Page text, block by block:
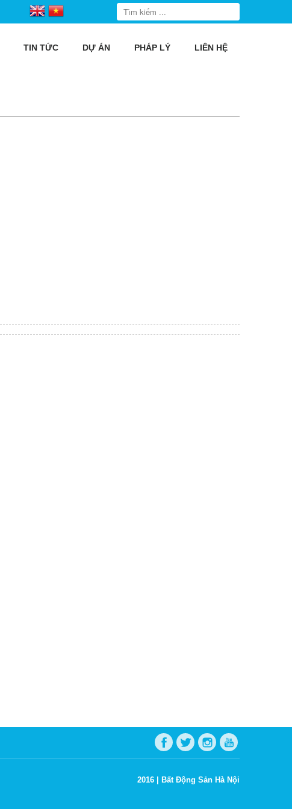
TIN TỨC DỰ ÁN PHÁP LÝ LIÊN HỆ
2016 | Bất Động Sản Hà Nội